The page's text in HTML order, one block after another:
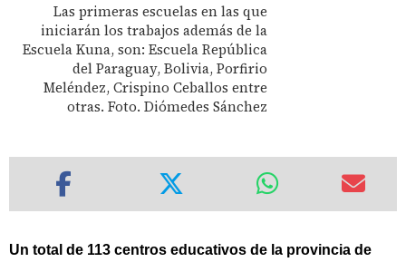
Las primeras escuelas en las que
iniciarán los trabajos además de la
Escuela Kuna, son: Escuela República
del Paraguay, Bolivia, Porfirio
Meléndez, Crispino Ceballos entre
otras. Foto. Diómedes Sánchez
Un total de 113 centros educativos de la provincia de